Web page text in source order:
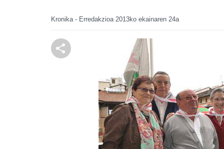
Kronika - Erredakzioa 2013ko ekainaren 24a